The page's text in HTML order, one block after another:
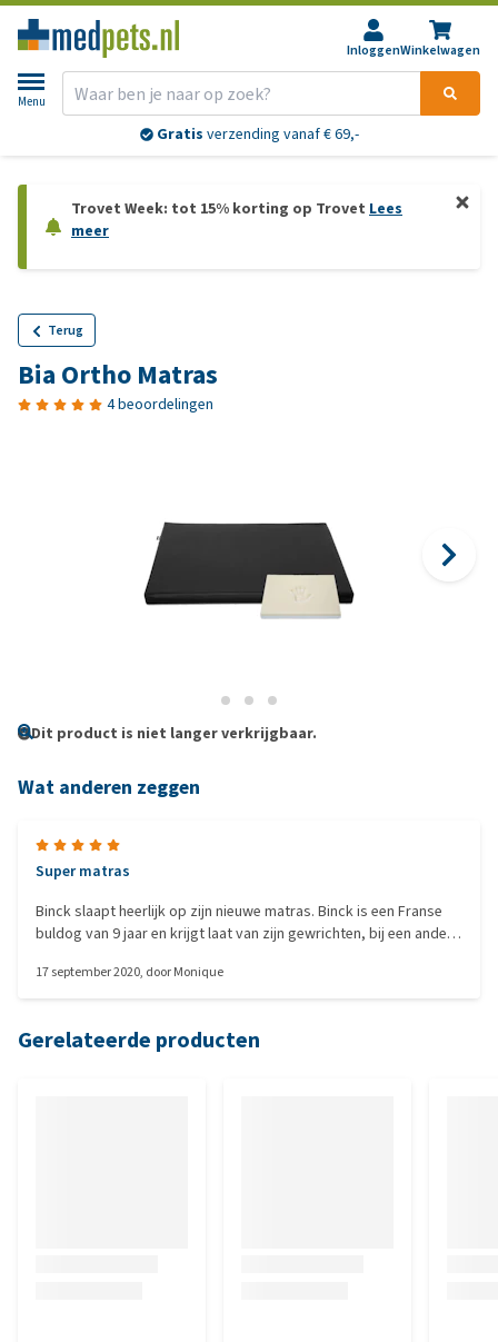
InloggenWinkelwagen
Menu
Gratis verzending vanaf € 69,-
Trovet Week: tot 15% korting op Trovet Lees
meer
Terug
Bia Ortho Matras
4 beoordelingen
Dit product is niet langer verkrijgbaar.
Wat anderen zeggen
Super matras
Binck slaapt heerlijk op zijn nieuwe matras. Binck is een Franse
buldog van 9 jaar en krijgt laat van zijn gewrichten, bij een ander
nu met dit matras echt een verschil. Een heerlijk matras voor een
17 september 2020, doorMonique
Gerelateerde producten